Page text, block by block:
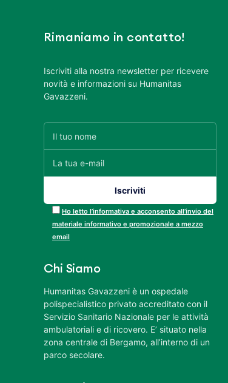
Rimaniamo in contatto!
Iscriviti alla nostra newsletter per ricevere
novità e informazioni su Humanitas
Gavazzeni.
Ho letto l’informativa e acconsento all’invio del
materiale informativo e promozionale a mezzo
email
Chi Siamo
Humanitas Gavazzeni è un ospedale
polispecialistico privato accreditato con il
Servizio Sanitario Nazionale per le attività
ambulatoriali e di ricovero. E’ situato nella
zona centrale di Bergamo, all’interno di un
parco secolare.